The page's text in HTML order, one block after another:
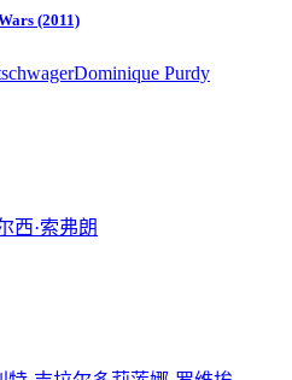
(2011)
Dominique Purdy
西·索弗朗